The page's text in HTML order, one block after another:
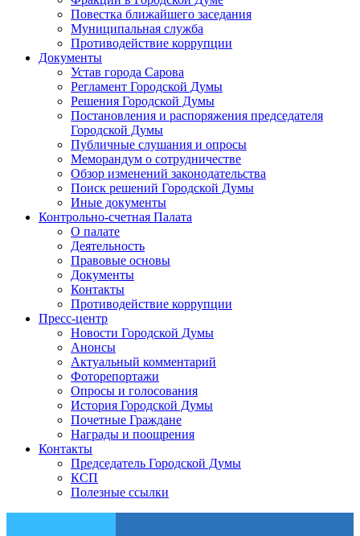
Повестка ближайшего заседания
Муниципальная служба
Противодействие коррупции
Документы
Устав города Сарова
Регламент Городской Думы
Решения Городской Думы
Постановления и распоряжения председателя
Городской Думы
Публичные слушания и опросы
Меморандум о сотрудничестве
Обзор изменений законодательства
Поиск решений Городской Думы
Иные документы
Контрольно-счетная Палата
О палате
Деятельность
Правовые основы
Документы
Контакты
Противодействие коррупции
Пресс-центр
Новости Городской Думы
Анонсы
Актуальный комментарий
Фоторепортажи
Опросы и голосования
История Городской Думы
Почетные Граждане
Награды и поощрения
Контакты
Председатель Городской Думы
КСП
Полезные ссылки